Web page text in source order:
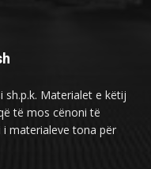
Materialet e këtij
të mos cënoni të
materialeve tona për